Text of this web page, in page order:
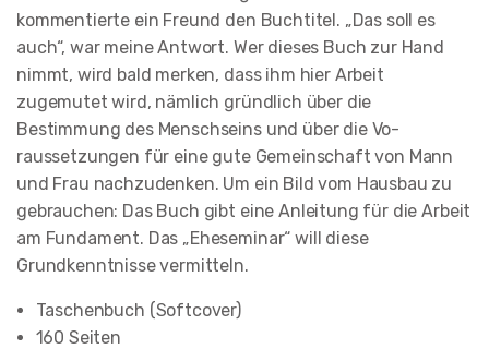
kommentierte ein Freund den Buchtitel. „Das soll es
auch“, war meine Antwort. Wer dieses Buch zur Hand
nimmt, wird bald merken, dass ihm hier Arbeit
zugemutet wird, nämlich gründlich über die
Bestimmung des Menschseins und über die Vo­
raussetzungen für eine gute Gemeinschaft von Mann
und Frau nachzudenken. Um ein Bild vom Hausbau zu
gebrauchen: Das Buch gibt eine Anleitung für die Arbeit
am Fundament. Das „Ehe­seminar“ will diese
Grundkenntnisse vermitteln.
Taschenbuch (Softcover)
160 Seiten